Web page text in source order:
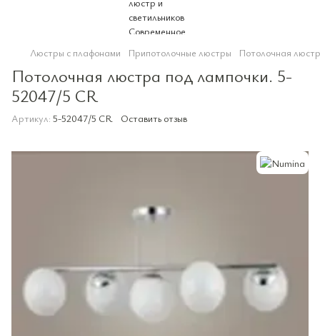
Люстры с плафонами Припотолочные люстры Потолочная
Потолочная люстра под лампочки. 5-
52047/5 CR
Артикул: 5-52047/5 CR Оставить отзыв